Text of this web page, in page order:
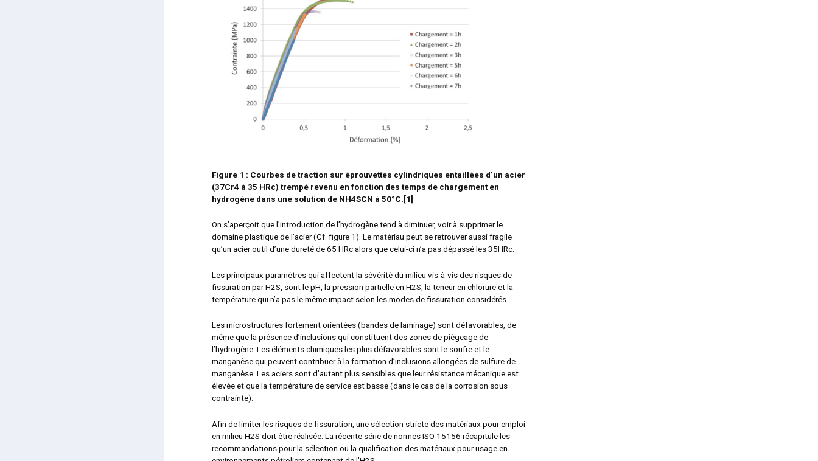
Figure 1 : Courbes de traction sur éprouvettes cylindriques entaillées d’un acier
(37Cr4 à 35 HRc) trempé revenu en fonction des temps de chargement en
hydrogène dans une solution de NH4SCN à 50°C.[1]
On s’aperçoit que l’introduction de l’hydrogène tend à diminuer, voir à supprimer le
domaine plastique de l’acier (Cf. figure 1). Le matériau peut se retrouver aussi fragile
qu’un acier outil d’une dureté de 65 HRc alors que celui-ci n’a pas dépassé les 35HRc.
Les principaux paramètres qui affectent la sévérité du milieu vis-à-vis des risques de
fissuration par H2S, sont le pH, la pression partielle en H2S, la teneur en chlorure et la
température qui n’a pas le même impact selon les modes de fissuration considérés.
Les microstructures fortement orientées (bandes de laminage) sont défavorables, de
même que la présence d’inclusions qui constituent des zones de piégeage de
l’hydrogène. Les éléments chimiques les plus défavorables sont le soufre et le
manganèse qui peuvent contribuer à la formation d’inclusions allongées de sulfure de
manganèse. Les aciers sont d’autant plus sensibles que leur résistance mécanique est
élevée et que la température de service est basse (dans le cas de la corrosion sous
contrainte).
Afin de limiter les risques de fissuration, une sélection stricte des matériaux pour emploi
en milieu H2S doit être réalisée. La récente série de normes ISO 15156 récapitule les
recommandations pour la sélection ou la qualification des matériaux pour usage en